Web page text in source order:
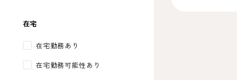
在宅
在宅勤務あり
在宅勤務可能性あり